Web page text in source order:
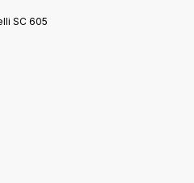
SC 605